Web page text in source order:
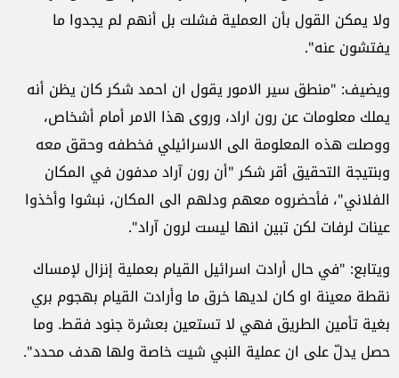
ولا يمكن القول بأن العملية فشلت بل أنهم لم يجدوا ما
يفتشون عنه".
ويضيف: "منطق سير الامور يقول ان احمد شكر كان يظن أنه
يملك معلومات عن رون اراد، وروى هذا الامر أمام أشخاص،
ووصلت هذه المعلومة الى الاسرائيلي فخطفه وحقق معه
وبنتيجة التحقيق أقر شكر "أن رون آراد مدفون في المكان
الفلاني"، فأحضروه معهم ودلهم الى المكان، نبشوا وأخذوا
عينات لرفات لكن تبين انها ليست لرون آراد".
ويتابع: "في حال أرادت اسرائيل القيام بعملية إنزال لإمساك
نقطة معينة او كان لديها خرق ما وأرادت القيام بهجوم بري
بغية تأمين الطريق فهي لا تستعين بعشرة جنود فقط. وما
حصل يدلّ على ان عملية النبي شيت خاصة ولها هدف محدد".